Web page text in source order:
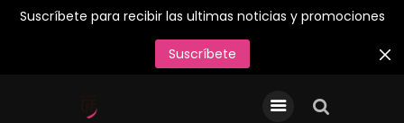
Suscríbete para recibir las ultimas noticias y promociones
Suscríbete
INICIO